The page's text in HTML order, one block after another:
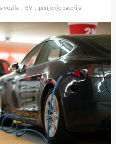
vozila EV punjenje baterija